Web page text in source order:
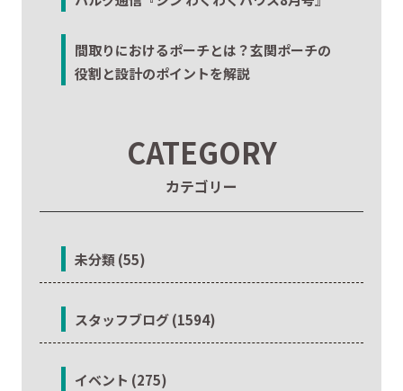
間取りにおけるポーチとは？玄関ポーチの
役割と設計のポイントを解説
CATEGORY
カテゴリー
未分類 (55)
スタッフブログ (1594)
イベント (275)